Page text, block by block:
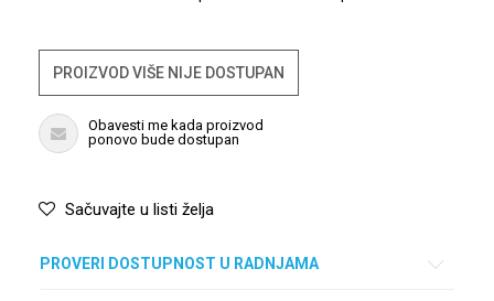
PROIZVOD VIŠE NIJE DOSTUPAN
Obavesti me kada proizvod
ponovo bude dostupan
Sačuvajte u listi želja
PROVERI DOSTUPNOST U RADNJAMA